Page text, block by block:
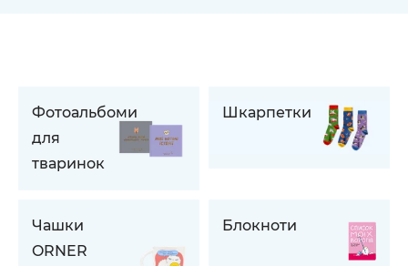
Фотоальбоми
для
тваринок
Шкарпетки
Чашки
ORNER
Блокноти